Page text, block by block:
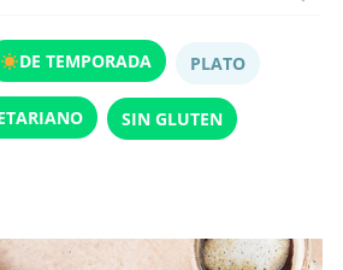
DE TEMPORADA PLATO
SIN GLUTEN